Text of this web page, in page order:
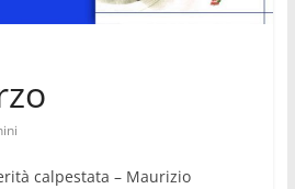
calpestata – Maurizio